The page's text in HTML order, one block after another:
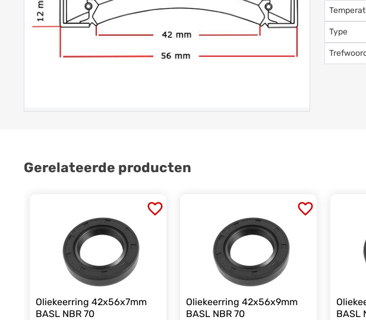
Type
Gerelateerde producten
Oliekeerring 42x56x7mm
BASL NBR 70
Oliekeerring 42x56x9mm
BASL NBR 70
BASL